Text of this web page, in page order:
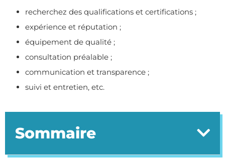
recherchez des qualifications et certifications ;
expérience et réputation ;
équipement de qualité ;
consultation préalable ;
communication et transparence ;
suivi et entretien, etc.
Sommaire